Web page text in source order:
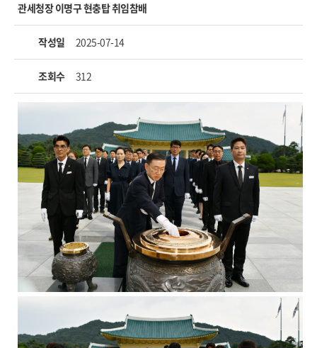
관세청장 이명구 현충탑 취임참배
작성일 2025-07-14
조회수 312